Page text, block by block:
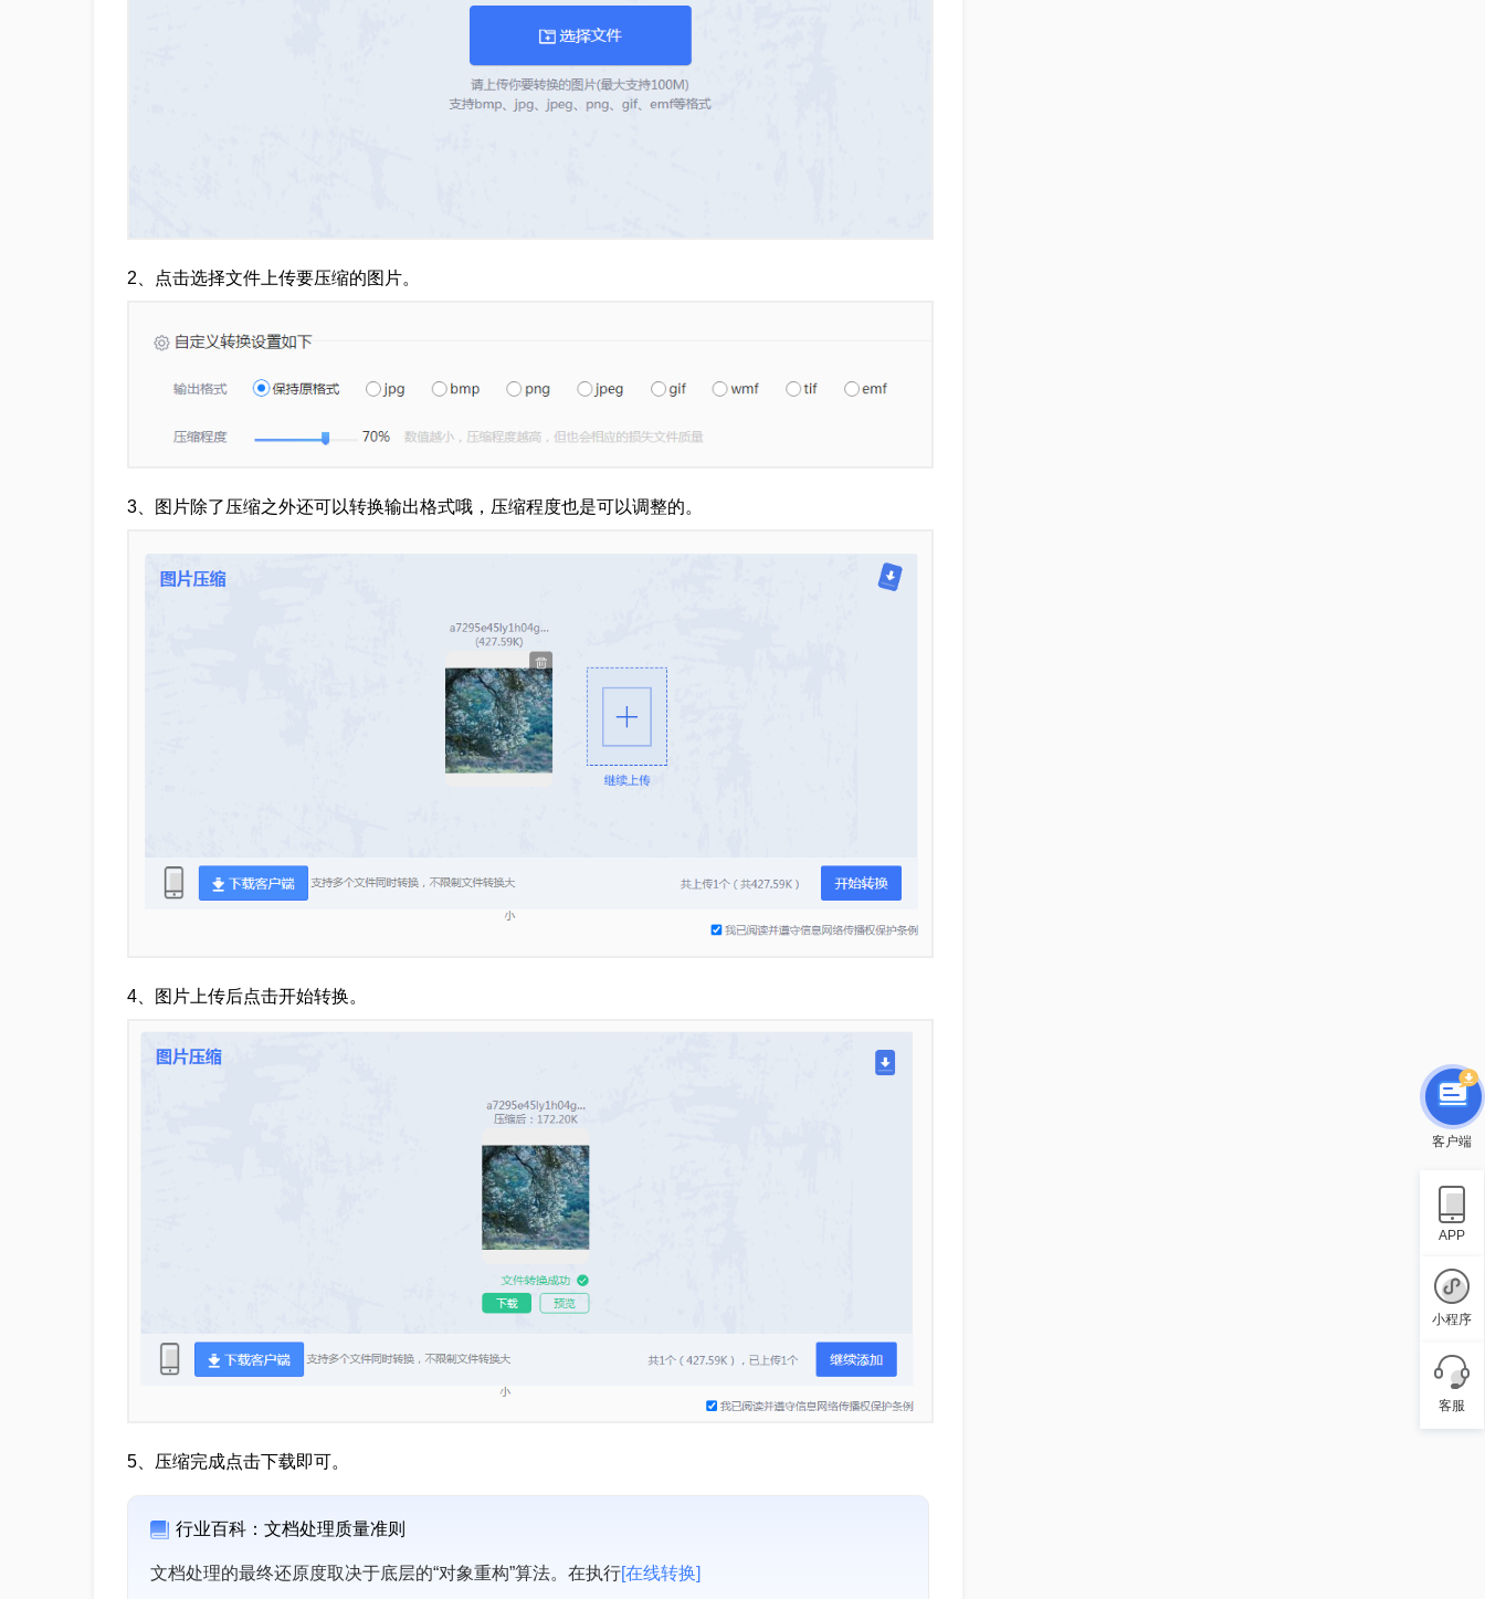
2、点击选择文件上传要压缩的图片。
3、图片除了压缩之外还可以转换输出格式哦，压缩程度也是可以调整的。
4、图片上传后点击开始转换。
5、压缩完成点击下载即可。
行业百科：文档处理质量准则
文档处理的最终还原度取决于底层的“对象重构”算法。在执行[在线转换]
客户端
APP
小程序
客服